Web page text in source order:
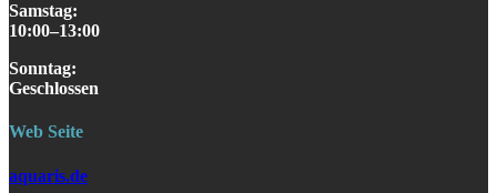
Samstag:
10:00–13:00
Sonntag:
Geschlossen
Web Seite
aquaris.de